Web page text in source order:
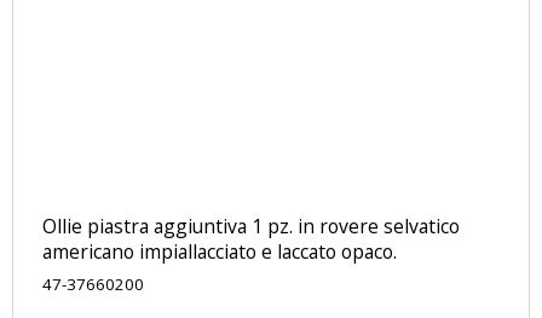
Ollie piastra aggiuntiva 1 pz. in rovere selvatico
americano impiallacciato e laccato opaco.
47-37660200